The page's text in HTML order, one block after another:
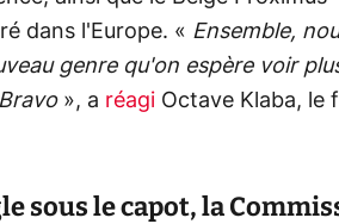
dans l'Europe. « Ensemble,
genre qu'on espère voir
», a réagi Octave Klaba, le
sous le capot, la